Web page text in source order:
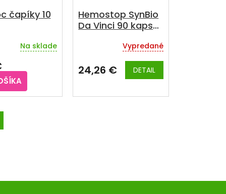
čapíky 10
Na sklade
Hemostop SynBio
Da Vinci 90 kapsúl
produktu
je
z
Vypredané
24,26 € DETAIL